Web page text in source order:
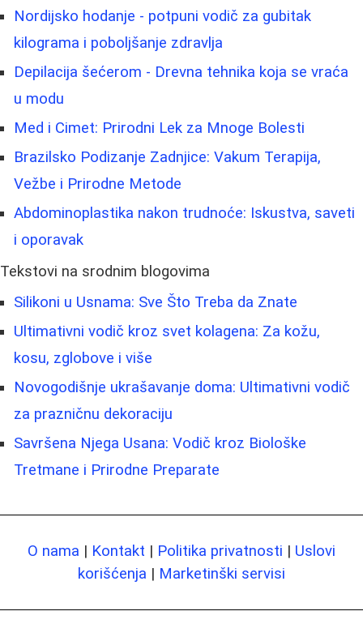
Nordijsko hodanje - potpuni vodič za gubitak
kilograma i poboljšanje zdravlja
Depilacija šećerom - Drevna tehnika koja se vraća
u modu
Med i Cimet: Prirodni Lek za Mnoge Bolesti
Brazilsko Podizanje Zadnjice: Vakum Terapija,
Vežbe i Prirodne Metode
Abdominoplastika nakon trudnoće: Iskustva, saveti
i oporavak
Tekstovi na srodnim blogovima
Silikoni u Usnama: Sve Što Treba da Znate
Ultimativni vodič kroz svet kolagena: Za kožu,
kosu, zglobove i više
Novogodišnje ukrašavanje doma: Ultimativni vodič
za prazničnu dekoraciju
Savršena Njega Usana: Vodič kroz Biološke
Tretmane i Prirodne Preparate
O nama | Kontakt | Politika privatnosti | Uslovi
korišćenja | Marketinški servisi